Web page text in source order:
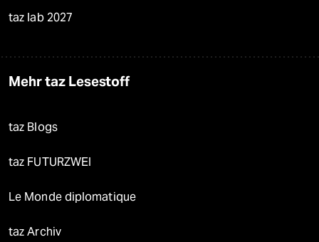
taz lab 2027
Mehr taz Lesestoff
taz Blogs
taz FUTURZWEI
Le Monde diplomatique
taz Archiv